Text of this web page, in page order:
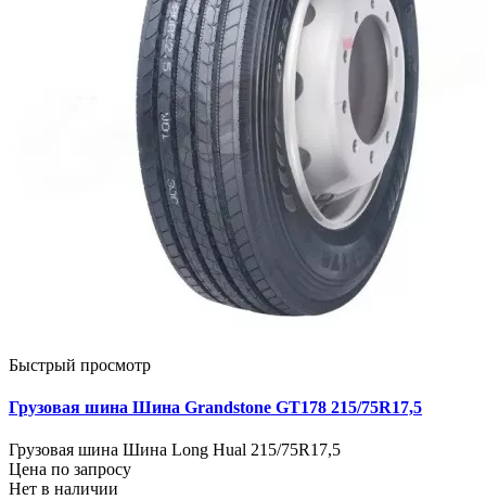
Быстрый просмотр
Грузовая шина Шина Grandstone GT178 215/75R17,5
Грузовая шина Шина Long Hual 215/75R17,5
Цена по запросу
Нет в наличии